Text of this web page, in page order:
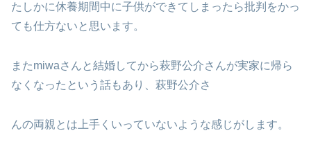
たしかに休養期間中に子供ができてしまったら批判をかっ
ても仕方ないと思います。
またmiwaさんと結婚してから萩野公介さんが実家に帰ら
なくなったという話もあり、萩野公介さ
んの両親とは上手くいっていないような感じがします。